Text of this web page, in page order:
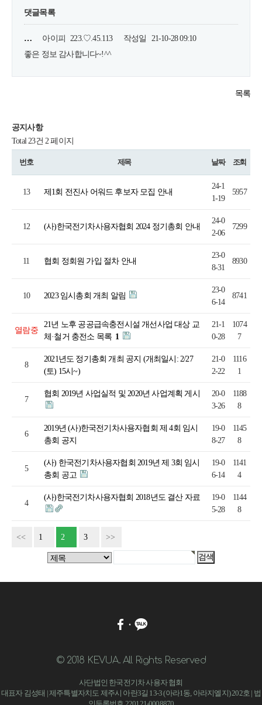
댓글목록
… 아이피 223.♡.45.113 작성일
21-10-28 09:10
좋은 정보 감사합니다~!^^
목록
공지사항
Total 23건 2 페이지
번호 제목 날짜 조회
13 제1회 전진사 어워드 후보자 모집 안내
24-1
1-19
5957
12 (사)한국전기차사용자협회 2024 정기총회 안내
24-0
2-06
7299
11 협회 정회원 가입 절차 안내
23-0
8-31
8930
10 2023 임시총회 개최 알림
23-0
6-14
8741
열람중
21년 노후 공공급속충전시설 개선사업 대상 교
체·철거 충전소 목록 1
21-1
0-28
1074
7
8
2021년도 정기총회 개최 공지 (개최일시: 2/27
(토) 15시~)
21-0
2-22
1116
1
7
협회 2019년 사업실적 및 2020년 사업계획 게시
20-0
3-26
1188
8
6
2019년 (사)한국전기차사용자협회 제 4회 임시
총회 공지
19-0
8-27
1145
8
5
(사) 한국전기차사용자협회 2019년 제 3회 임시
총회 공고
19-0
6-14
1141
4
4
(사)한국전기차사용자협회 2018년도 결산 자료
19-0
5-28
1144
8
<< 1 2 3 >>
© 2018 KEVUA. All Rights Reserved
사단법인 한국전기차 사용자 협회
대표자 김성태 | 제주특별자치도 제주시 아란3길 13-3 (아라1동, 아라지엘지) 202호 | 법